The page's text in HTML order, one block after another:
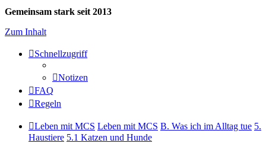
Gemeinsam stark seit 2013
Zum Inhalt
Schnellzugriff
Notizen
FAQ
Regeln
Leben mit MCS Leben mit MCS B. Was ich im Alltag tue 5.
Haustiere 5.1 Katzen und Hunde